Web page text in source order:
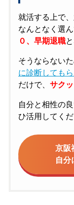
就活する上で、
なんとなく選
０、早期退職
そうならない
に診断してもら
だけで、 サク
自分と相性の
ひ活用してくだ
京阪
自分